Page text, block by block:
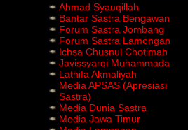
Ahmad Syauqillah
Bantar Sastra Bengawan
Forum Sastra Jombang
Forum Sastra Lamongan
Ichsa Chusnul Chotimah
Javissyarqi Muhammada
Lathifa Akmaliyah
Media APSAS (Apresiasi
Sastra)
Media Dunia Sastra
Media Jawa Timur